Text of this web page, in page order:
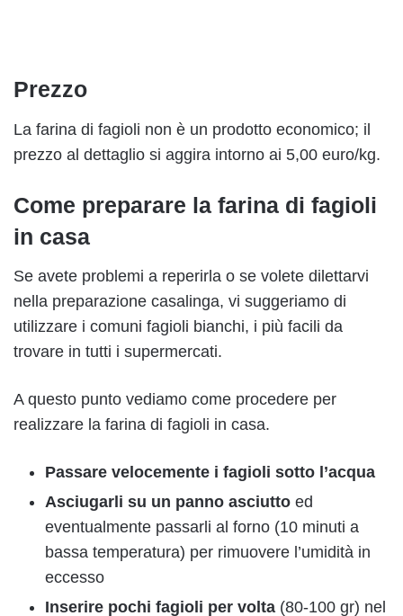
Prezzo
La farina di fagioli non è un prodotto economico; il
prezzo al dettaglio si aggira intorno ai 5,00 euro/kg.
Come preparare la farina di fagioli
in casa
Se avete problemi a reperirla o se volete dilettarvi
nella preparazione casalinga, vi suggeriamo di
utilizzare i comuni fagioli bianchi, i più facili da
trovare in tutti i supermercati.
A questo punto vediamo come procedere per
realizzare la farina di fagioli in casa.
Passare velocemente i fagioli sotto l’acqua
Asciugarli su un panno asciutto ed
eventualmente passarli al forno (10 minuti a
bassa temperatura) per rimuovere l’umidità in
eccesso
Inserire pochi fagioli per volta (80-100 gr) nel